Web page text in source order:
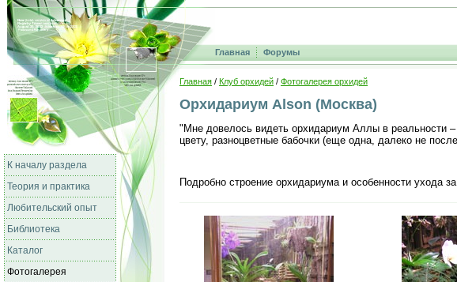
Главная Форумы
К началу раздела
Теория и практика
Любительский опыт
Библиотека
Каталог
Фотогалерея
Главная / Клуб орхидей / Фотогалерея орхидей
Орхидариум Alson (Москва)
"Мне довелось видеть орхидариум Аллы в реальности –
цвету, разноцветные бабочки (еще одна, далеко не
Подробно строение орхидариума и особенности ухода